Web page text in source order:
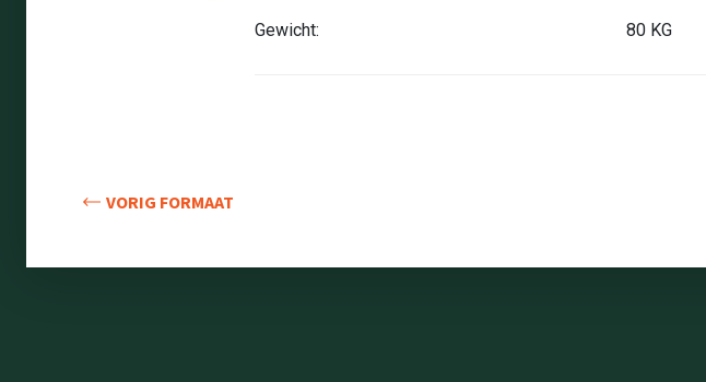
Gewicht: 80 KG
VORIG FORMAAT